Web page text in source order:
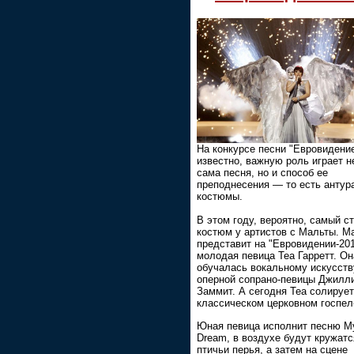
На конкурсе песни
известно, важную роль играет
сама песня, но и способ ее
преподнесения — то есть
костюмы.
В этом году, вероятно, самый
костюм у артистов с Мальты.
представит на "Евровидении-
молодая певица Теа Гарретт.
обучалась вокальному
оперной сопрано-певицы
Заммит. А сегодня Теа
классическом церковном
Юная певица исполнит песню
Dream, в воздухе будут
птичьи перья, а затем на сцене